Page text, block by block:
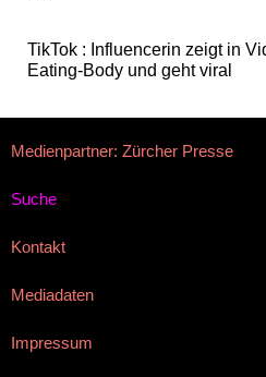
TikTok : Influencerin zeigt in
Eating-Body und geht viral
Medienpartner: Zürcher Presse
Suche
Kontakt
Mediadaten
Impressum